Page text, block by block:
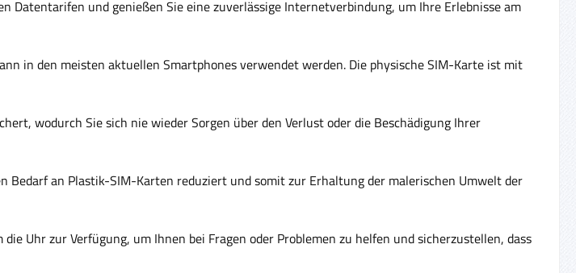
Datentarifen und genießen Sie eine zuverlässige Internetverbindung, um Ihre Erlebnisse am
in den meisten aktuellen Smartphones verwendet werden. Die physische SIM-Karte ist mit
wodurch Sie sich nie wieder Sorgen über den Verlust oder die Beschädigung Ihrer
Bedarf an Plastik-SIM-Karten reduziert und somit zur Erhaltung der malerischen Umwelt der
Uhr zur Verfügung, um Ihnen bei Fragen oder Problemen zu helfen und sicherzustellen, dass